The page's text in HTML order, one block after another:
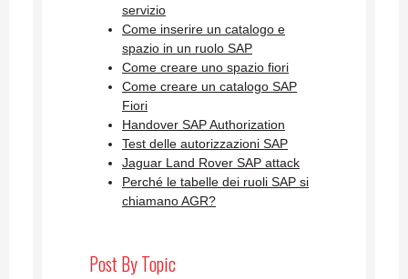
servizio
Come inserire un catalogo e
spazio in un ruolo SAP
Come creare uno spazio fiori
Come creare un catalogo SAP
Fiori
Handover SAP Authorization
Test delle autorizzazioni SAP
Jaguar Land Rover SAP attack
Perché le tabelle dei ruoli SAP si
chiamano AGR?
Post By Topic